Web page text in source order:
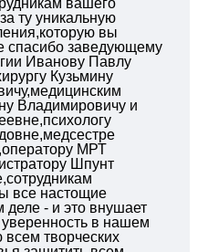
вашего
ту уникальную
вы
спасибо заведующему
Иванову Павлу
Кузьмину
Владимировичу и
МРТ
Шпунт
все настощие
- и это внушает
в нашем
творческих